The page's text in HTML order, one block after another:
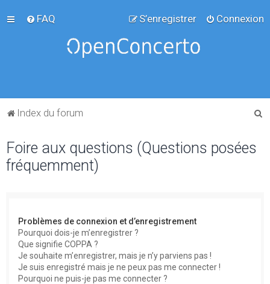
FAQ Connexion
S’enregistrer
Index du forum
Foire aux questions (Questions posées
fréquemment)
Problèmes de connexion et d’enregistrement
Pourquoi dois-je m’enregistrer ?
Que signifie COPPA ?
Je souhaite m’enregistrer, mais je n’y parviens pas !
Je suis enregistré mais je ne peux pas me connecter !
Pourquoi ne puis-je pas me connecter ?